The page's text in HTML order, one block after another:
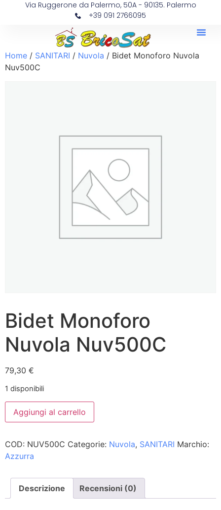
Via Ruggerone da Palermo, 50A - 90135. Palermo
+39 091 2766095
Home / SANITARI / Nuvola / Bidet Monoforo Nuvola
Nuv500C
Bidet Monoforo
Nuvola Nuv500C
79,30 €
1 disponibili
Aggiungi al carrello
COD: NUV500C Categorie: Nuvola, SANITARI Marchio:
Azzurra
Descrizione Recensioni (0)